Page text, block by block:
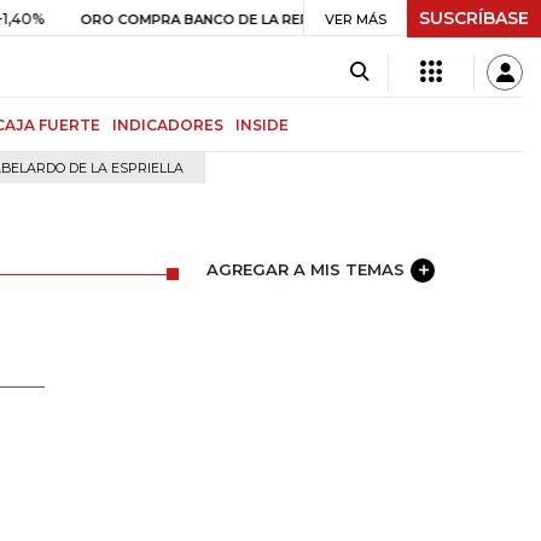
COMPRA BANCO DE LA REPÚBLICA $ 408.498,97 +$ 8.753,81 +2,19%
VER MÁS SUSCRÍBASE
FUERTE INDICADORES INSIDE
DE LA ESPRIELLA
AGREGAR A MIS TEMAS